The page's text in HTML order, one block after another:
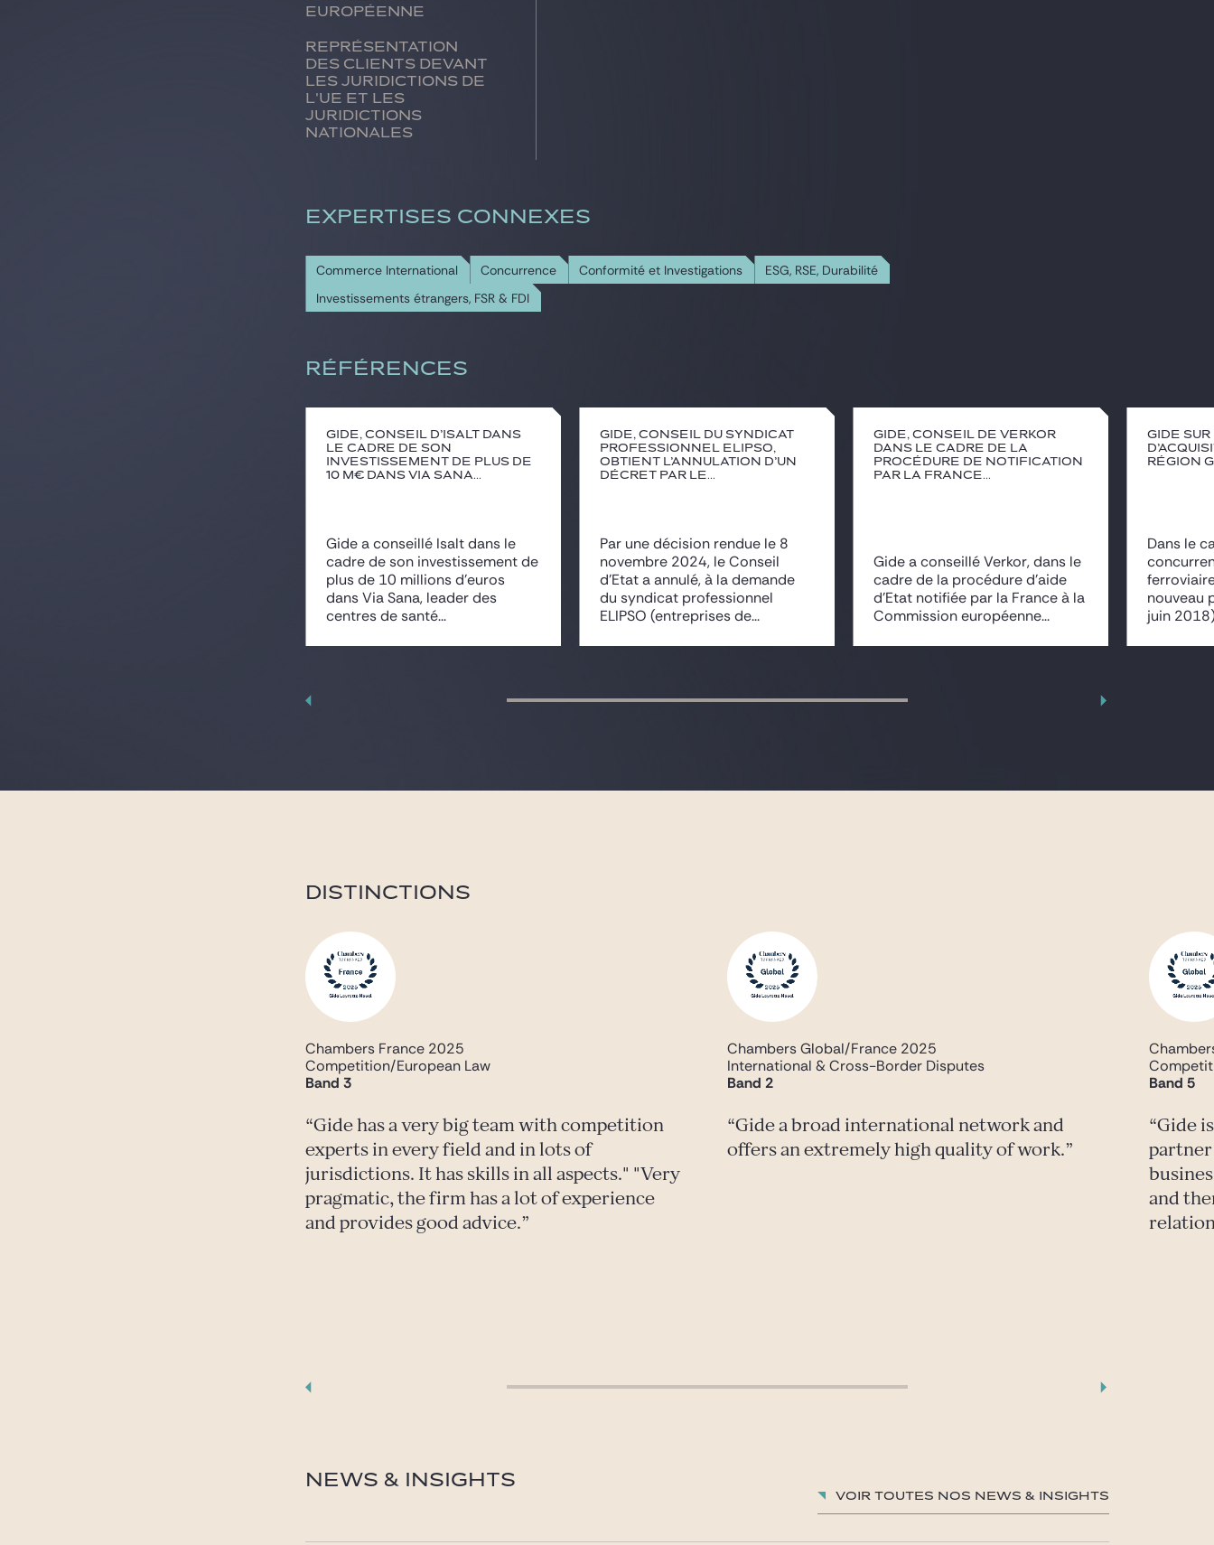
européenne
Représentation
des clients devant
les juridictions de
l'UE et les
juridictions
nationales
EXPERTISES CONNEXES
Commerce International Concurrence Conformité et Investigations
ESG, RSE, Durabilité
Investissements étrangers, FSR & FDI
RÉFÉRENCES
Gide, conseil d’ISALT dans
le cadre de son
investissement de plus de
10 M€ dans Via Sana...
Gide a conseillé Isalt dans le
cadre de son investissement de
plus de 10 millions d’euros
dans Via Sana, leader des
centres de santé...
Gide, conseil du syndicat
professionnel ELIPSO,
obtient l’annulation d’un
décret par le...
Par une décision rendue le 8
novembre 2024, le Conseil
d’Etat a annulé, à la demande
du syndicat professionnel
ELIPSO (entreprises de...
Gide, conseil de Verkor
dans le cadre de la
procédure de notification
par la France...
Gide a conseillé Verkor, dans le
cadre de la procédure d’aide
d’Etat notifiée par la France à la
Commission européenne...
Gide
Région
Dans le
nouveau
juin
DISTINCTIONS
Chambers France 2025
Competition/European Law
Band 3
Gide has a very big team with competition
experts in every field and in lots of
jurisdictions. It has skills in all aspects." "Very
pragmatic, the firm has a lot of experience
and provides good advice.
Chambers Global/France 2025
International & Cross-Border Disputes
Band 2
Gide a broad international network and
offers an extremely high quality of work.
Band 5
Gide
and
NEWS & INSIGHTS
Voir toutes nos News & insights